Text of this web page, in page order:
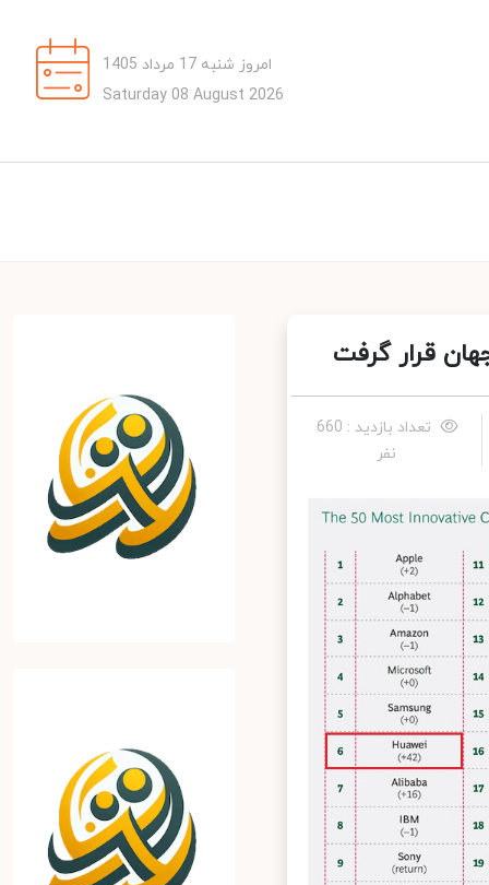
امروز شنبه 17 مرداد 1405
Saturday 08 August 2026
تعداد بازدید : 660
نفر